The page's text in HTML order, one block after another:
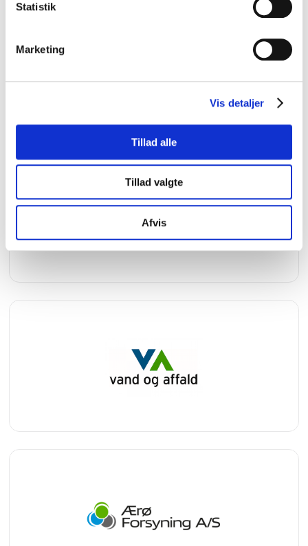
Statistik
Marketing
Vis detaljer
Tillad alle
Tillad valgte
Afvis